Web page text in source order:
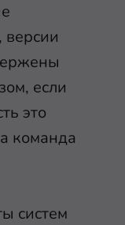
если
это
команда
систем